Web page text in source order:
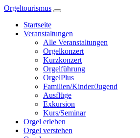
Zum
springen
Orgeltourismus
Startseite
Veranstaltungen
Alle Veranstaltungen
Orgelkonzert
Kurzkonzert
Orgelführung
OrgelPlus
Familien/Kinder/Jugend
Ausflüge
Exkursion
Kurs/Seminar
Orgel erleben
Orgel verstehen